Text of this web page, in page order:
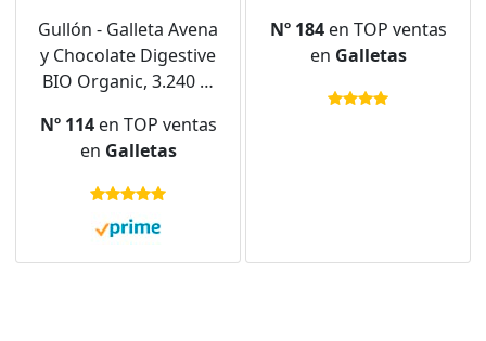
Gullón - Galleta Avena
y Chocolate Digestive
BIO Organic, 3.240 g,
Nº 114en TOP ventas
en Galletas
Nº 184en TOP ventas
en Galletas